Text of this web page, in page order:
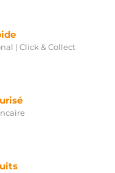
| Click & Collect